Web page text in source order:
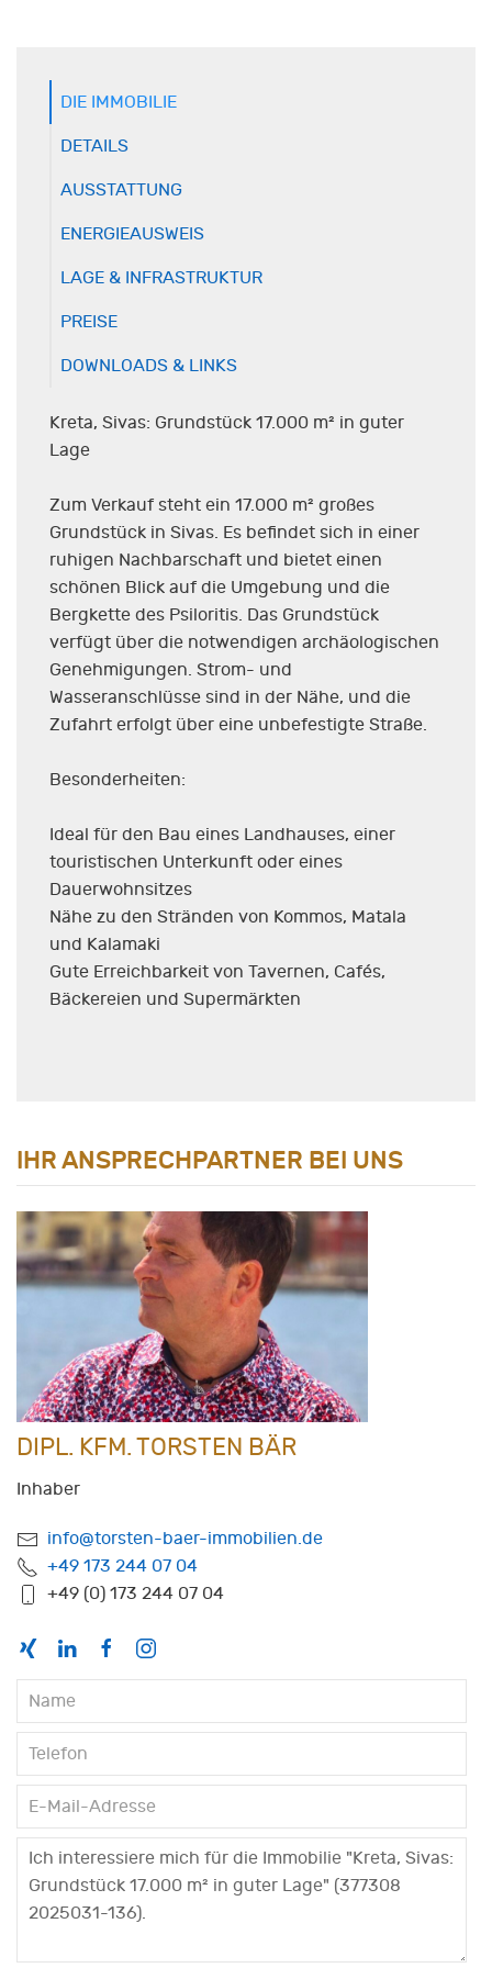
DIE IMMOBILIE
DETAILS
AUSSTATTUNG
ENERGIEAUSWEIS
LAGE & INFRASTRUKTUR
PREISE
DOWNLOADS & LINKS
Kreta, Sivas: Grundstück 17.000 m² in guter
Lage
Zum Verkauf steht ein 17.000 m² großes
Grundstück in Sivas. Es befindet sich in einer
ruhigen Nachbarschaft und bietet einen
schönen Blick auf die Umgebung und die
Bergkette des Psiloritis. Das Grundstück
verfügt über die notwendigen archäologischen
Genehmigungen. Strom- und
Wasseranschlüsse sind in der Nähe, und die
Zufahrt erfolgt über eine unbefestigte Straße.
Besonderheiten:
Ideal für den Bau eines Landhauses, einer
touristischen Unterkunft oder eines
Dauerwohnsitzes
Nähe zu den Stränden von Kommos, Matala
und Kalamaki
Gute Erreichbarkeit von Tavernen, Cafés,
Bäckereien und Supermärkten
IHR ANSPRECHPARTNER BEI UNS
DIPL. KFM. TORSTEN BÄR
Inhaber
info@torsten-baer-immobilien.de
+49 173 244 07 04
+49 (0) 173 244 07 04